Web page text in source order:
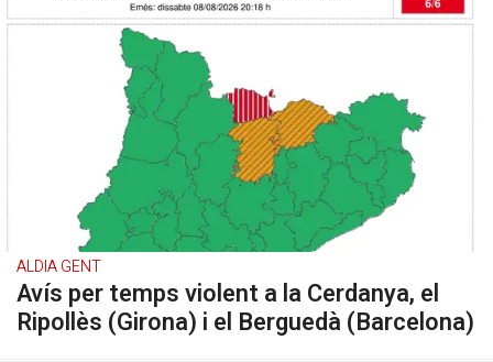
ALDIA GENT
Avís per temps violent a la Cerdanya, el
Ripollès (Girona) i el Berguedà (Barcelona)